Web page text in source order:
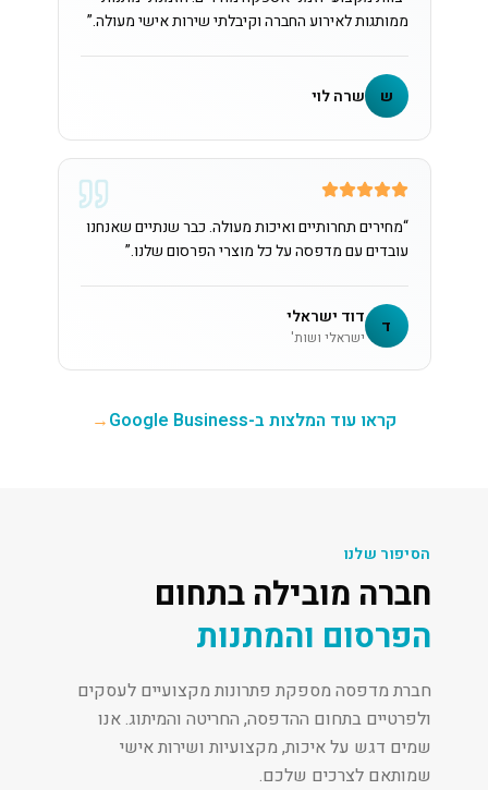
ממותגות לאירוע החברה וקיבלתי שירות אישי מעולה.”
ש שרה לוי
“מחירים תחרותיים ואיכות מעולה. כבר שנתיים שאנחנו
עובדים עם מדפסה על כל מוצרי הפרסום שלנו.”
ד דוד ישראלי
ישראלי ושות'
קראו עוד המלצות ב-Google Business →
הסיפור שלנו
חברה מובילה בתחום
הפרסום והמתנות
חברת מדפסה מספקת פתרונות מקצועיים לעסקים
ולפרטיים בתחום ההדפסה, החריטה והמיתוג. אנו
שמים דגש על איכות, מקצועיות ושירות אישי
שמותאם לצרכים שלכם.